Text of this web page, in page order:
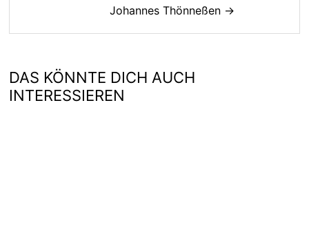
Johannes Thönneßen →
DAS KÖNNTE DICH AUCH
INTERESSIEREN